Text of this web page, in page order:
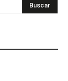
Buscar